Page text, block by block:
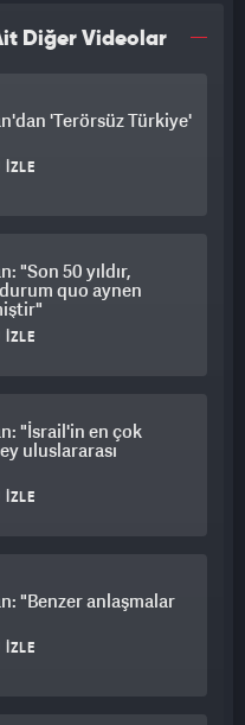
Diğer Videolar
'Terörsüz Türkiye'
İZLE
"Son 50 yıldır,
quo aynen
İZLE
"İsrail'in en çok
uluslararası
İZLE
"Benzer anlaşmalar
İZLE